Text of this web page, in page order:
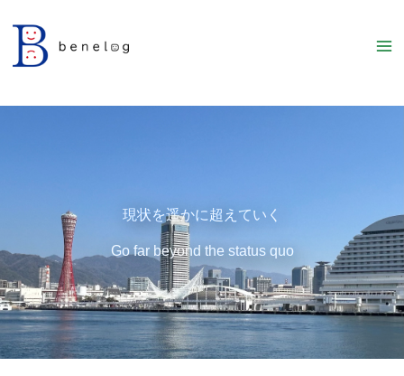
を
キ
現状を遥かに超えていく
Go far beyond the status quo